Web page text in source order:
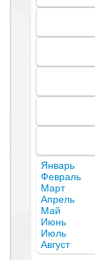
Январь
Февраль
Март
Апрель
Май
Июнь
Июль
Август